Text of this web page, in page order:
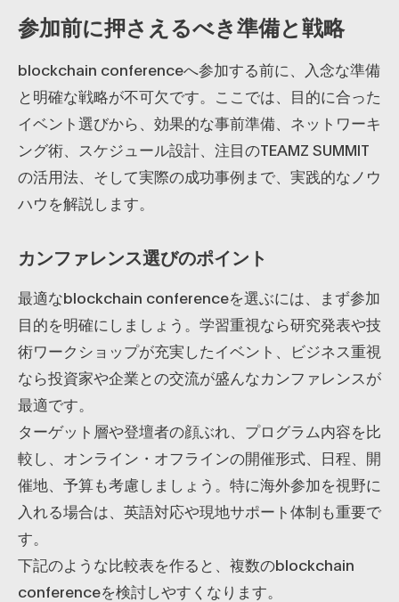
参加前に押さえるべき準備と戦略
blockchain conferenceへ参加する前に、入念な準備
と明確な戦略が不可欠です。ここでは、目的に合った
イベント選びから、効果的な事前準備、ネットワーキ
ング術、スケジュール設計、注目のTEAMZ SUMMIT
の活用法、そして実際の成功事例まで、実践的なノウ
ハウを解説します。
カンファレンス選びのポイント
最適なblockchain conferenceを選ぶには、まず参加
目的を明確にしましょう。学習重視なら研究発表や技
術ワークショップが充実したイベント、ビジネス重視
なら投資家や企業との交流が盛んなカンファレンスが
最適です。
ターゲット層や登壇者の顔ぶれ、プログラム内容を比
較し、オンライン・オフラインの開催形式、日程、開
催地、予算も考慮しましょう。特に海外参加を視野に
入れる場合は、英語対応や現地サポート体制も重要で
す。
下記のような比較表を作ると、複数のblockchain
conferenceを検討しやすくなります。